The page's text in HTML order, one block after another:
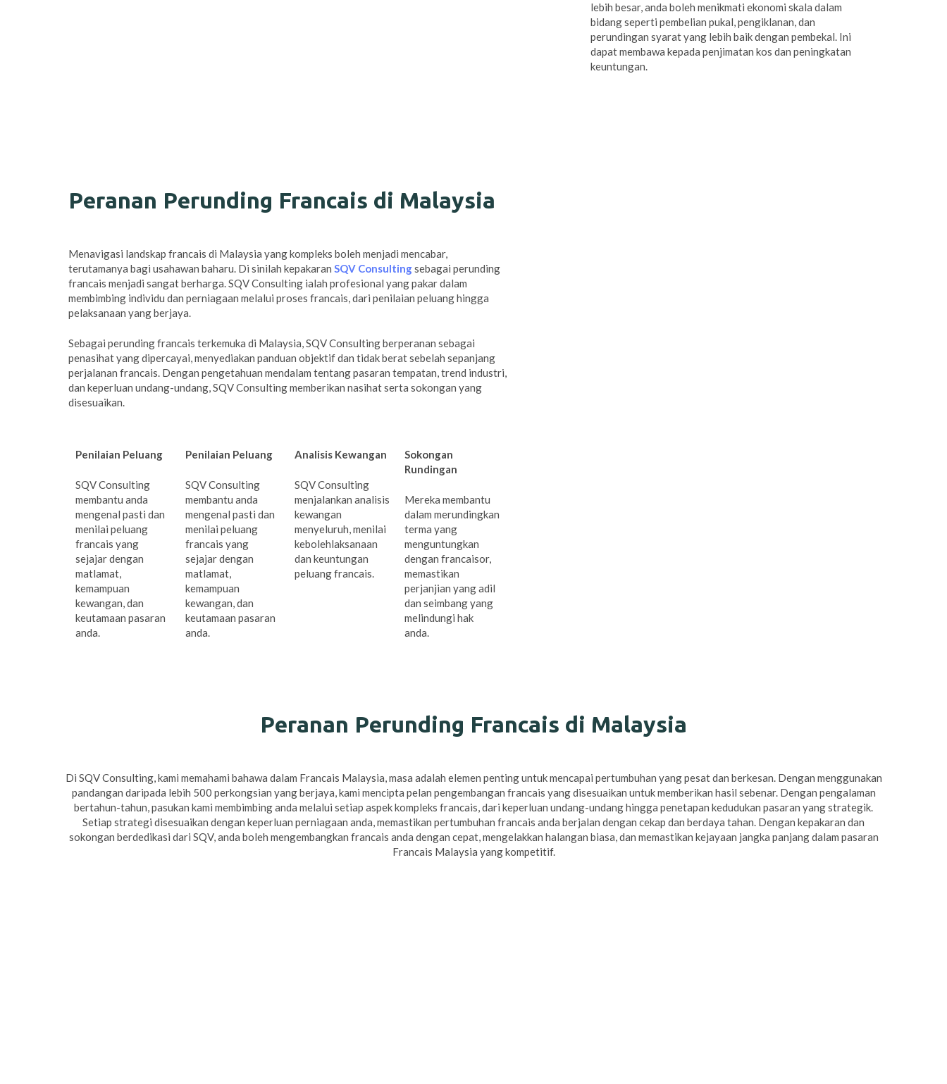
lebih besar, anda boleh menikmati ekonomi skala dalam
bidang seperti pembelian pukal, pengiklanan, dan
perundingan syarat yang lebih baik dengan pembekal. Ini
dapat membawa kepada penjimatan kos dan peningkatan
keuntungan.
Peranan Perunding Francais di Malaysia
Menavigasi landskap francais di Malaysia yang kompleks boleh menjadi mencabar,
terutamanya bagi usahawan baharu. Di sinilah kepakaran SQV Consultingsebagai perunding
francais menjadi sangat berharga. SQV Consulting ialah profesional yang pakar dalam
membimbing individu dan perniagaan melalui proses francais, dari penilaian peluang hingga
pelaksanaan yang berjaya.
Sebagai perunding francais terkemuka di Malaysia, SQV Consulting berperanan sebagai
penasihat yang dipercayai, menyediakan panduan objektif dan tidak berat sebelah sepanjang
perjalanan francais. Dengan pengetahuan mendalam tentang pasaran tempatan, trend industri,
dan keperluan undang-undang, SQV Consulting memberikan nasihat serta sokongan yang
disesuaikan.
Penilaian Peluang
SQV Consulting
membantu anda
mengenal pasti dan
menilai peluang
francais yang
sejajar dengan
matlamat,
kemampuan
kewangan, dan
keutamaan pasaran
anda.
Penilaian Peluang
SQV Consulting
membantu anda
mengenal pasti dan
menilai peluang
francais yang
sejajar dengan
matlamat,
kemampuan
kewangan, dan
keutamaan pasaran
anda.
Analisis Kewangan
SQV Consulting
menjalankan analisis
kewangan
menyeluruh, menilai
kebolehlaksanaan
dan keuntungan
peluang francais.
Sokongan
Rundingan
Mereka membantu
dalam merundingkan
terma yang
menguntungkan
dengan francaisor,
memastikan
perjanjian yang adil
dan seimbang yang
melindungi hak
anda.
Peranan Perunding Francais di Malaysia
Di SQV Consulting, kami memahami bahawa dalam Francais Malaysia, masa adalah elemen penting untuk mencapai pertumbuhan yang pesat dan berkesan. Dengan menggunakan
pandangan daripada lebih 500 perkongsian yang berjaya, kami mencipta pelan pengembangan francais yang disesuaikan untuk memberikan hasil sebenar. Dengan pengalaman
bertahun-tahun, pasukan kami membimbing anda melalui setiap aspek kompleks francais, dari keperluan undang-undang hingga penetapan kedudukan pasaran yang strategik.
Setiap strategi disesuaikan dengan keperluan perniagaan anda, memastikan pertumbuhan francais anda berjalan dengan cekap dan berdaya tahan. Dengan kepakaran dan
sokongan berdedikasi dari SQV, anda boleh mengembangkan francais anda dengan cepat, mengelakkan halangan biasa, dan memastikan kejayaan jangka panjang dalam pasaran
Francais Malaysia yang kompetitif.